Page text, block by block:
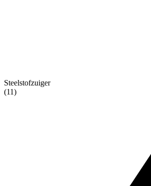
Steelstofzuiger
(11)